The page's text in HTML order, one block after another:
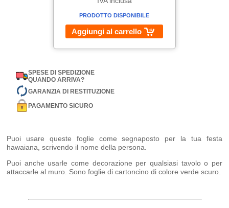
PRODOTTO DISPONIBILE
Aggiungi al carrello
SPESE DI SPEDIZIONE
QUANDO ARRIVA?
GARANZIA DI RESTITUZIONE
PAGAMENTO SICURO
Puoi usare queste foglie come segnaposto per la tua festa
hawaiana, scrivendo il nome della persona.
Puoi anche usarle come decorazione per qualsiasi tavolo o per
attaccarle al muro. Sono foglie di cartoncino di colore verde scuro.